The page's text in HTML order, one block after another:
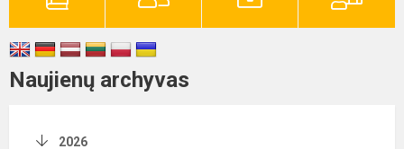
Naujienų archyvas
2026